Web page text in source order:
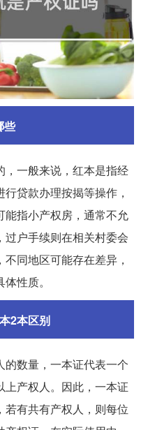
些
，一般来说，红本是指经
贷款办理按揭等操作，
能指小产权房，通常不允
户手续则在相关村委会
同地区可能存在差异，
性质。
2本区别
数量，一本证代表一个
产权人。因此，一本证
有共有产权人，则每位